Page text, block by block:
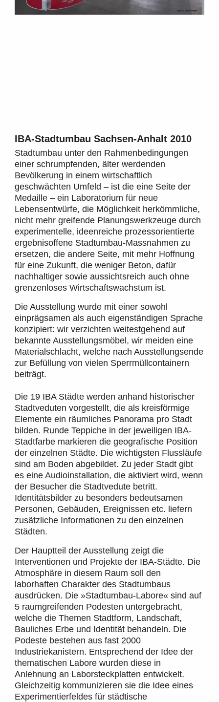
IBA-Stadtumbau Sachsen-Anhalt 2010
Stadtumbau unter den Rahmenbedingungen
einer schrumpfenden, älter werdenden
Bevölkerung in einem wirtschaftlich
geschwächten Umfeld – ist die eine Seite der
Medaille – ein Laboratorium für neue
Lebensentwürfe, die Möglichkeit herkömmliche,
nicht mehr greifende Planungswerkzeuge durch
experimentelle, ideenreiche prozessorientierte
ergebnisoffene Stadtumbau-Massnahmen zu
ersetzen, die andere Seite, mit mehr Hoffnung
für eine Zukunft, die weniger Beton, dafür
nachhaltiger sowie aussichtsreich auch ohne
grenzenloses Wirtschaftswachstum ist.
Die Ausstellung wurde mit einer sowohl
einprägsamen als auch eigenständigen Sprache
konzipiert: wir verzichten weitestgehend auf
bekannte Ausstellungsmöbel, wir meiden eine
Materialschlacht, welche nach Ausstellungsende
zur Befüllung von vielen Sperrmüllcontainern
beiträgt.
Die 19 IBA Städte werden anhand historischer
Stadtveduten vorgestellt, die als kreisförmige
Elemente ein räumliches Panorama pro Stadt
bilden. Runde Teppiche in der jeweiligen IBA-
Stadtfarbe markieren die geografische Position
der einzelnen Städte. Die wichtigsten Flussläufe
sind am Boden abgebildet. Zu jeder Stadt gibt
es eine Audioinstallation, die aktiviert wird, wenn
der Besucher die Stadtvedute betritt.
Identitätsbilder zu besonders bedeutsamen
Personen, Gebäuden, Ereignissen etc. liefern
zusätzliche Informationen zu den einzelnen
Städten.
Der Hauptteil der Ausstellung zeigt die
Interventionen und Projekte der IBA-Städte. Die
Atmosphäre in diesem Raum soll den
laborhaften Charakter des Stadtumbaus
ausdrücken. Die »Stadtumbau-Labore« sind auf
5 raumgreifenden Podesten untergebracht,
welche die Themen Stadtform, Landschaft,
Bauliches Erbe und Identität behandeln. Die
Podeste bestehen aus fast 2000
Industriekanistern. Entsprechend der Idee der
thematischen Labore wurden diese in
Anlehnung an Laborsteckplatten entwickelt.
Gleichzeitig kommunizieren sie die Idee eines
Experimentierfeldes für städtische